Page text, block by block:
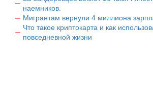
наемников.
Мигрантам вернули 4 миллиона
Что такое криптокарта и как
повседневной жизни